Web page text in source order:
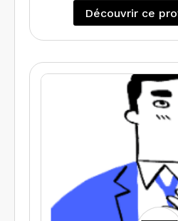
conformité de
Découvrir ce